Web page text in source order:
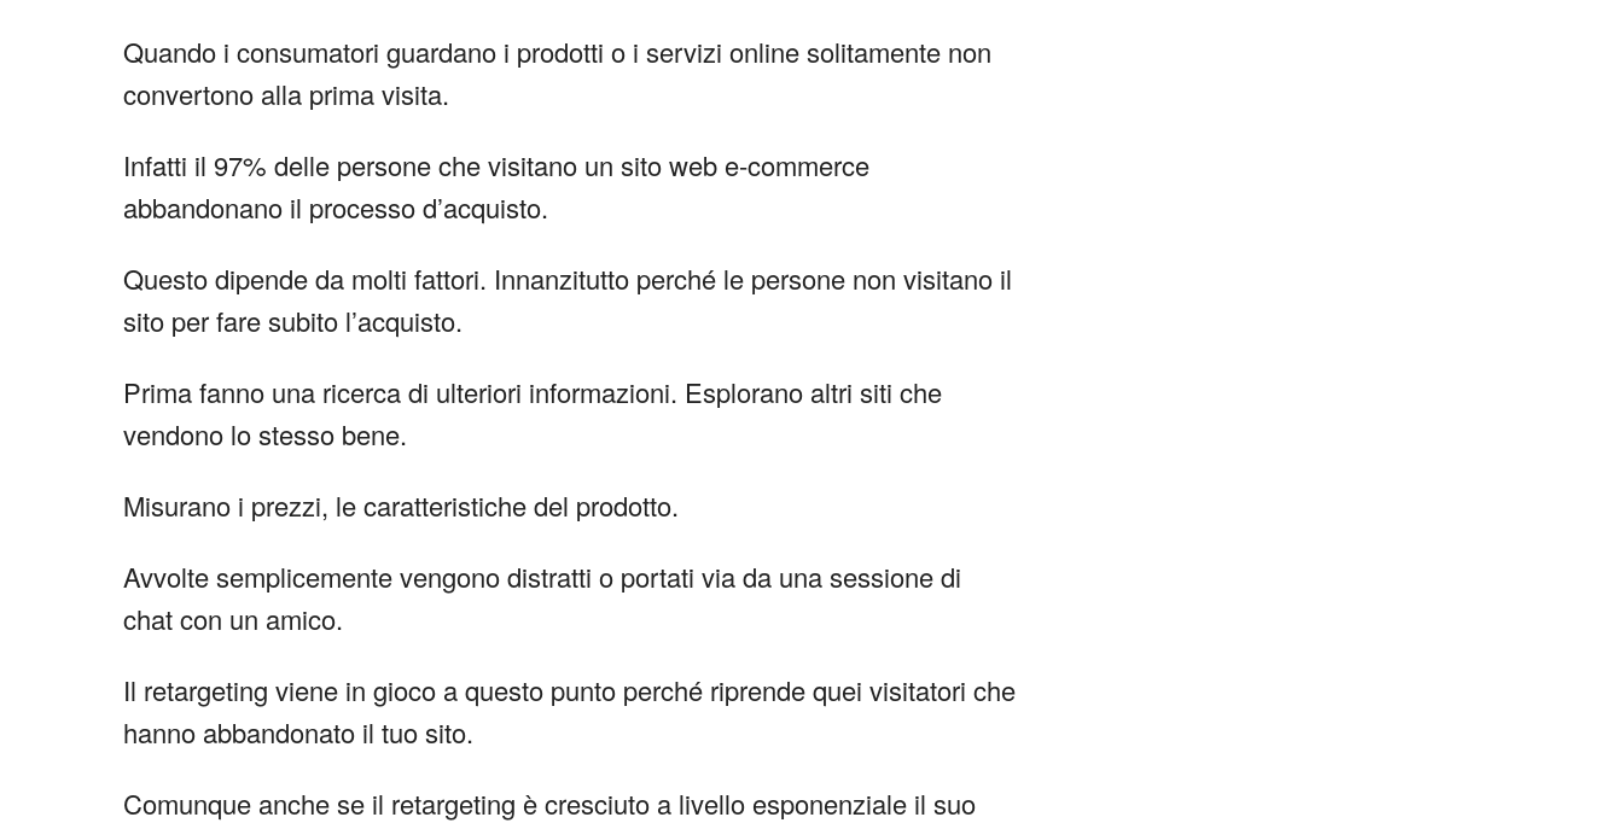
Quando i consumatori guardano i prodotti o i servizi online solitamente non
convertono alla prima visita.
Infatti il 97% delle persone che visitano un sito web e-commerce
abbandonano il processo d’acquisto.
Questo dipende da molti fattori. Innanzitutto perché le persone non visitano il
sito per fare subito l’acquisto.
Prima fanno una ricerca di ulteriori informazioni. Esplorano altri siti che
vendono lo stesso bene.
Misurano i prezzi, le caratteristiche del prodotto.
Avvolte semplicemente vengono distratti o portati via da una sessione di
chat con un amico.
Il retargeting viene in gioco a questo punto perché riprende quei visitatori che
hanno abbandonato il tuo sito.
Comunque anche se il retargeting è cresciuto a livello esponenziale il suo